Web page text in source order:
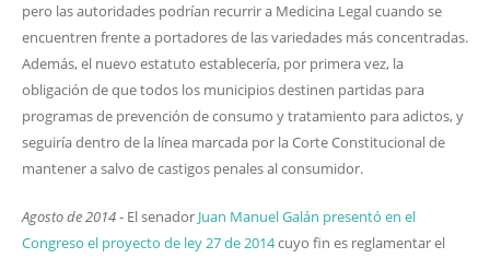
pero las autoridades podrían recurrir a Medicina Legal cuando se
encuentren frente a portadores de las variedades más concentradas.
Además, el nuevo estatuto establecería, por primera vez, la
obligación de que todos los municipios destinen partidas para
programas de prevención de consumo y tratamiento para adictos, y
seguiría dentro de la línea marcada por la Corte Constitucional de
mantener a salvo de castigos penales al consumidor.
Agosto de 2014- El senador Juan Manuel Galán presentó en el
Congreso el proyecto de ley 27 de 2014cuyo fin es reglamentar el